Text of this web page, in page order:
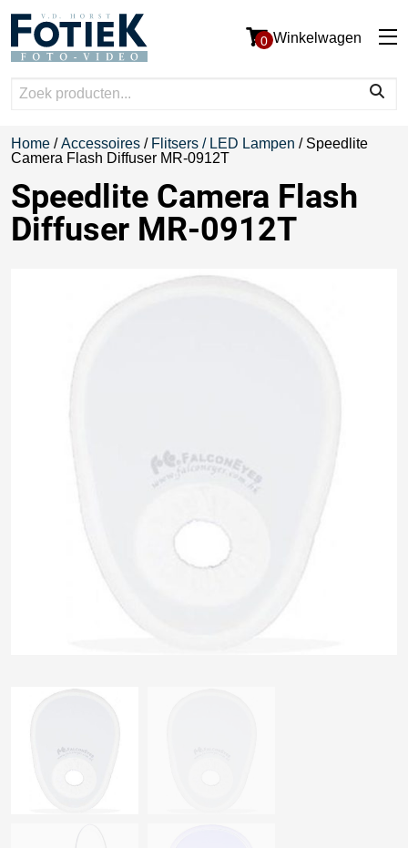
0 Winkelwagen
Home /Accessoires / Flitsers / LED Lampen / Speedlite
Camera Flash Diffuser MR-0912T
Speedlite Camera Flash
Diffuser MR-0912T